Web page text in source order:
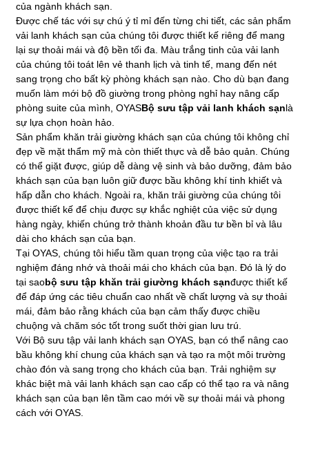
của ngành khách sạn.
Được chế tác với sự chú ý tỉ mỉ đến từng chi tiết, các sản phẩm
vải lanh khách sạn của chúng tôi được thiết kế riêng để mang
lại sự thoải mái và độ bền tối đa. Màu trắng tinh của vải lanh
của chúng tôi toát lên vẻ thanh lịch và tinh tế, mang đến nét
sang trọng cho bất kỳ phòng khách sạn nào. Cho dù bạn đang
muốn làm mới bộ đồ giường trong phòng nghỉ hay nâng cấp
phòng suite của mình, OYASBộ sưu tập vải lanh khách sạnlà
sự lựa chọn hoàn hảo.
Sản phẩm khăn trải giường khách sạn của chúng tôi không chỉ
đẹp về mặt thẩm mỹ mà còn thiết thực và dễ bảo quản. Chúng
có thể giặt được, giúp dễ dàng vệ sinh và bảo dưỡng, đảm bảo
khách sạn của bạn luôn giữ được bầu không khí tinh khiết và
hấp dẫn cho khách. Ngoài ra, khăn trải giường của chúng tôi
được thiết kế để chịu được sự khắc nghiệt của việc sử dụng
hàng ngày, khiến chúng trở thành khoản đầu tư bền bỉ và lâu
dài cho khách sạn của bạn.
Tại OYAS, chúng tôi hiểu tầm quan trọng của việc tạo ra trải
nghiệm đáng nhớ và thoải mái cho khách của bạn. Đó là lý do
tại saobộ sưu tập khăn trải giường khách sạnđược thiết kế
để đáp ứng các tiêu chuẩn cao nhất về chất lượng và sự thoải
mái, đảm bảo rằng khách của bạn cảm thấy được chiều
chuộng và chăm sóc tốt trong suốt thời gian lưu trú.
Với Bộ sưu tập vải lanh khách sạn OYAS, bạn có thể nâng cao
bầu không khí chung của khách sạn và tạo ra một môi trường
chào đón và sang trọng cho khách của bạn. Trải nghiệm sự
khác biệt mà vải lanh khách sạn cao cấp có thể tạo ra và nâng
khách sạn của bạn lên tầm cao mới về sự thoải mái và phong
cách với OYAS.